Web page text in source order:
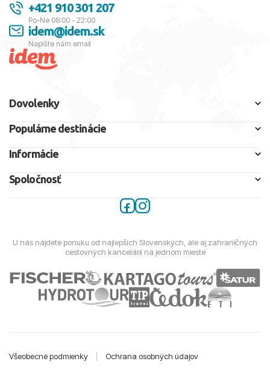
+421 910 301 207
Po-Ne 08:00 - 22:00
idem@idem.sk
Napíšte nám email
Dovolenky
Populárne destinácie
Informácie
Spoločnosť
U nás nájdete ponuku od najlepších Slovenských, ale aj zahraničných
cestovných kancelárií na jednom mieste
Všeobecné podmienky Ochrana osobných údajov